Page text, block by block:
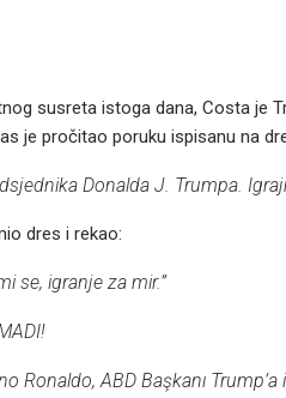
susreta istoga dana, Costa je
je pročitao poruku ispisanu na
Donalda J. Trumpa.
dres i rekao:
se, igranje za mir.”
Ronaldo, ABD Başkanı